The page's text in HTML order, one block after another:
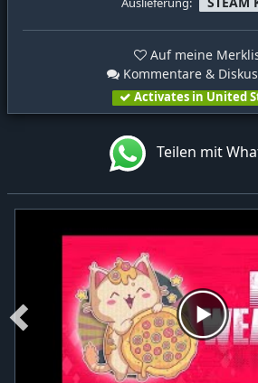
Auslieferung:
Auf meine
Kommentare &
Activates in United
Teilen mit